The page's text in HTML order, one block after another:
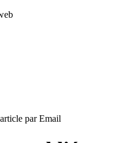
par Email